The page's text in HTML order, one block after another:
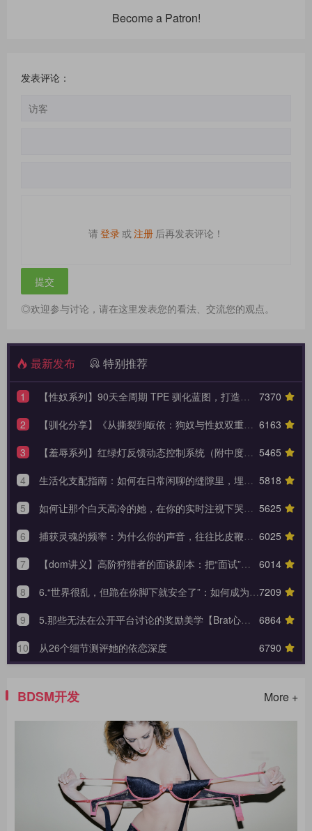
Become a Patron!
发表评论：
请登录或 注册 后再发表评论！
◎欢迎参与讨论，请在这里发表您的看法、交流您的观点。
最新发布 特别推荐
7370
1
【性奴系列】90天全周期 TPE 驯化蓝图，打造永不背叛的K6性奴归宿
6163
2
【驯化分享】《从撕裂到皈依：狗奴与性奴双重身份转换的权力美学》90天全周期身份转换训练日志模板
5465
3
【羞辱系列】红绿灯反馈动态控制系统（附中度羞辱的3大安全底线）
5818
4
生活化支配指南：如何在日常闲聊的缝隙里，埋下让她瞬间腿软的言语钩子？
5625
5
如何让那个白天高冷的她，在你的实时注视下哭着承认内心的荒芜？
6025
6
捕获灵魂的频率：为什么你的声音，往往比皮鞭更能让她战栗？
6014
7
【dom讲义】高阶狩猎者的面谈剧本：把“面试”变成一场让对方沉沦的心理外科手术。
7209
8
6.“世界很乱，但跪在你脚下就安全了”：如何成为 Brat 生命中唯一的锚点与终极归宿？【Brat心奴系列-第六期】
6864
9
5.那些无法在公开平台讨论的奖励美学【Brat心奴系列-第五期】
6790
10 从26个细节测评她的依恋深度
BDSM开发 More +